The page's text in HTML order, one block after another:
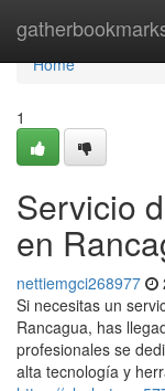
Home
Home
1
Servicio
en
nettiemgci268977
Si necesitas un
Rancagua, has
profesionales se
alta tecnología y